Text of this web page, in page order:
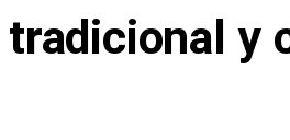
tradicional y